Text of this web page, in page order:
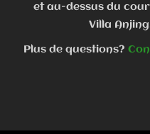
et au-dessus du
Villa
Plus de questions?